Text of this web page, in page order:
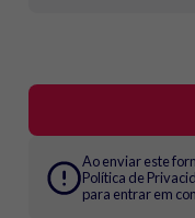
Ao enviar este
Política de
para entrar em